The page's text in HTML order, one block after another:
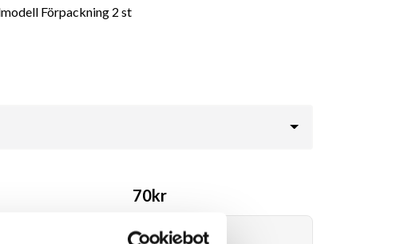
Förpackning 2 st
70kr
Lägg i varukorg